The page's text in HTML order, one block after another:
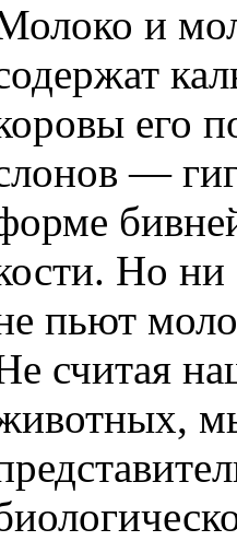
и
его
—
Но
пьют
считая